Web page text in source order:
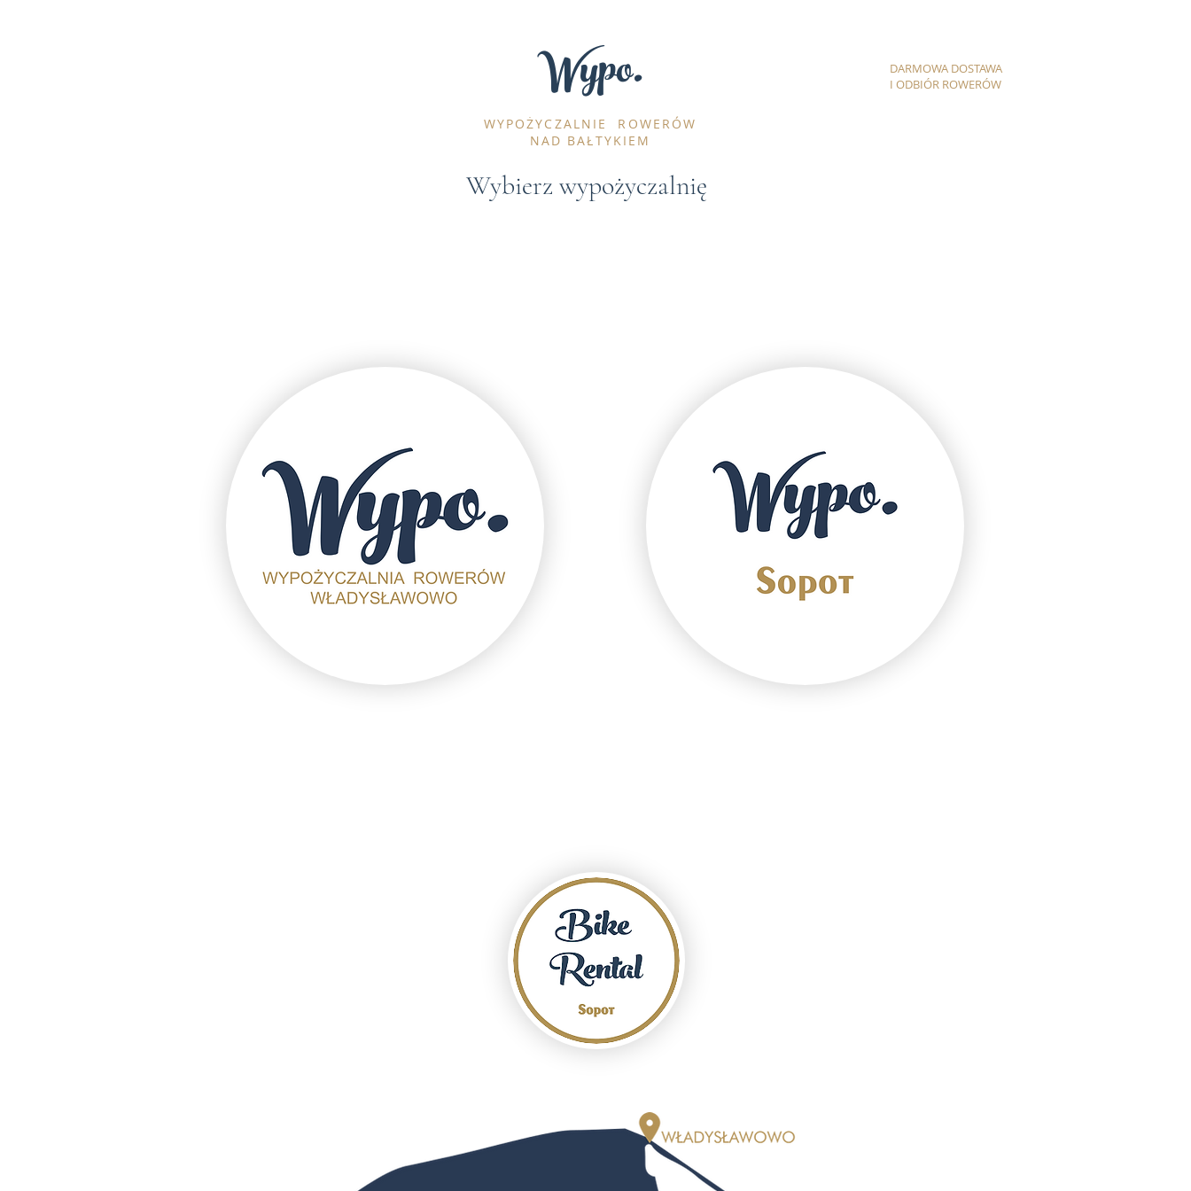
Wypo.
DARMOWA DOSTAWA
I ODBIÓR ROWERÓW
WYPOŻYCZALNIE ROWERÓW
NAD BAŁTYKIEM
Wybierz wypożyczalnię